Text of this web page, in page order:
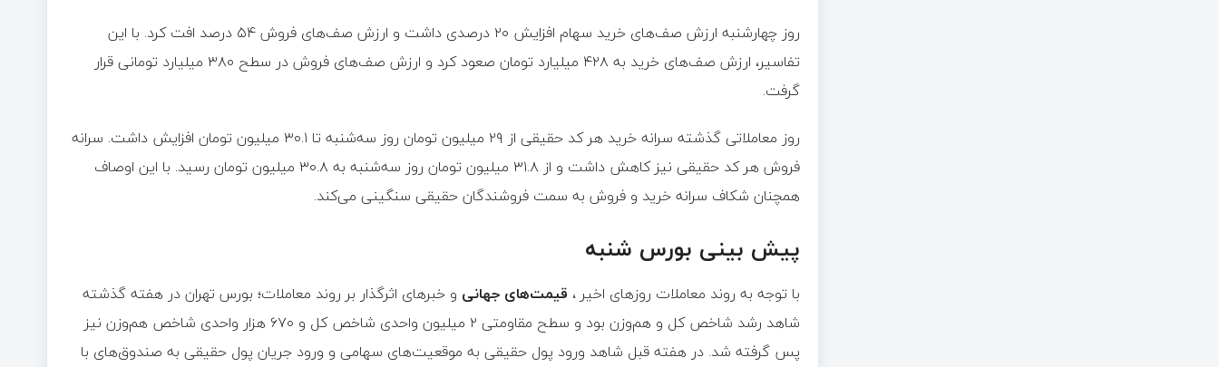
روز چهارشنبه ارزش صف‌های خرید سهام افزایش ۲۰ درصدی داشت و ارزش صف‌های فروش ۵۴ درصد افت کرد. با این
تفاسیر، ارزش صف‌های خرید به ۴۲۸ میلیارد تومان صعود کرد و ارزش صف‌های فروش در سطح ۳۸۰ میلیارد تومانی قرار
گرفت.
روز معاملاتی گذشته سرانه خرید هر کد حقیقی از ۲۹ میلیون تومان روز سه‌شنبه تا ۳۰.۱ میلیون تومان افزایش داشت. سرانه
فروش هر کد حقیقی نیز کاهش داشت و از ۳۱.۸ میلیون تومان روز سه‌شنبه به ۳۰.۸ میلیون تومان رسید. با این اوصاف
همچنان شکاف سرانه خرید و فروش به سمت فروشندگان حقیقی سنگینی می‌کند.
پیش بینی بورس شنبه
با توجه به روند معاملات روز‌های اخیر ، قیمت‌های جهانی و خبر‌های اثرگذار بر روند معاملات؛ بورس تهران در هفته گذشته
شاهد رشد شاخص کل و هم‌وزن بود و سطح مقاومتی ۲ میلیون واحدی شاخص کل و ۶۷۰ هزار واحدی شاخص هم‌وزن نیز
پس گرفته شد. در هفته قبل شاهد ورود پول حقیقی به موقعیت‌های سهامی و ورود جریان پول حقیقی به صندوق‌های با